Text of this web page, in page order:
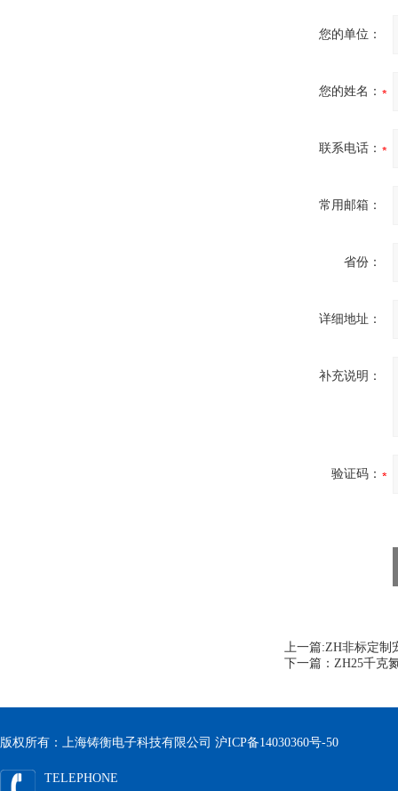
您的单位：
您的姓名：
联系电话：
常用邮箱：
省份：
详细地址：
补充说明：
验证码：
上一篇:ZH非标定制
下一篇： ZH25千克
版权所有：上海铸衡电子科技有限公司 沪ICP备14030360号-50
TELEPHONE